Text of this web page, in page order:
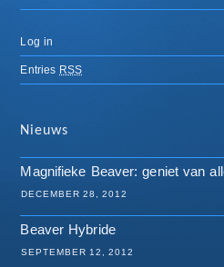
Log in
Entries RSS
Nieuws
Magnifieke Beaver: geniet van
DECEMBER 28, 2012
Beaver Hybride
SEPTEMBER 12, 2012